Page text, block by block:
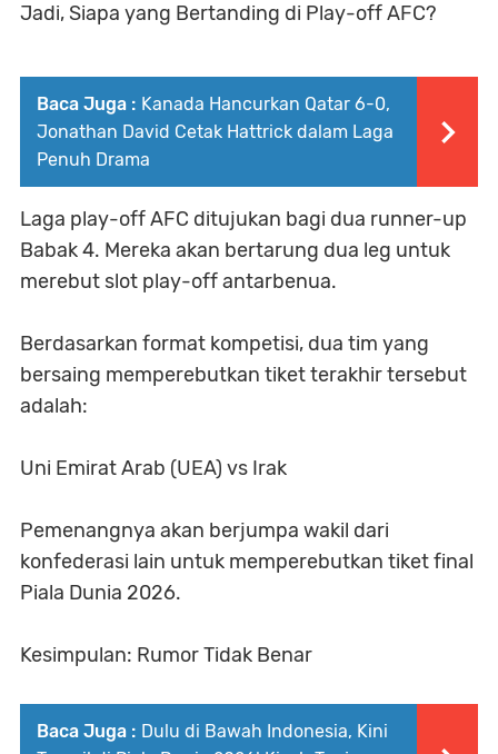
Jadi, Siapa yang Bertanding di Play-off AFC?
Baca Juga : Kanada Hancurkan Qatar 6-0,
Jonathan David Cetak Hattrick dalam Laga
Penuh Drama
Laga play-off AFC ditujukan bagi dua runner-up
Babak 4. Mereka akan bertarung dua leg untuk
merebut slot play-off antarbenua.
Berdasarkan format kompetisi, dua tim yang
bersaing memperebutkan tiket terakhir tersebut
adalah:
Uni Emirat Arab (UEA) vs Irak
Pemenangnya akan berjumpa wakil dari
konfederasi lain untuk memperebutkan tiket final
Piala Dunia 2026.
Kesimpulan: Rumor Tidak Benar
Baca Juga : Dulu di Bawah Indonesia, Kini